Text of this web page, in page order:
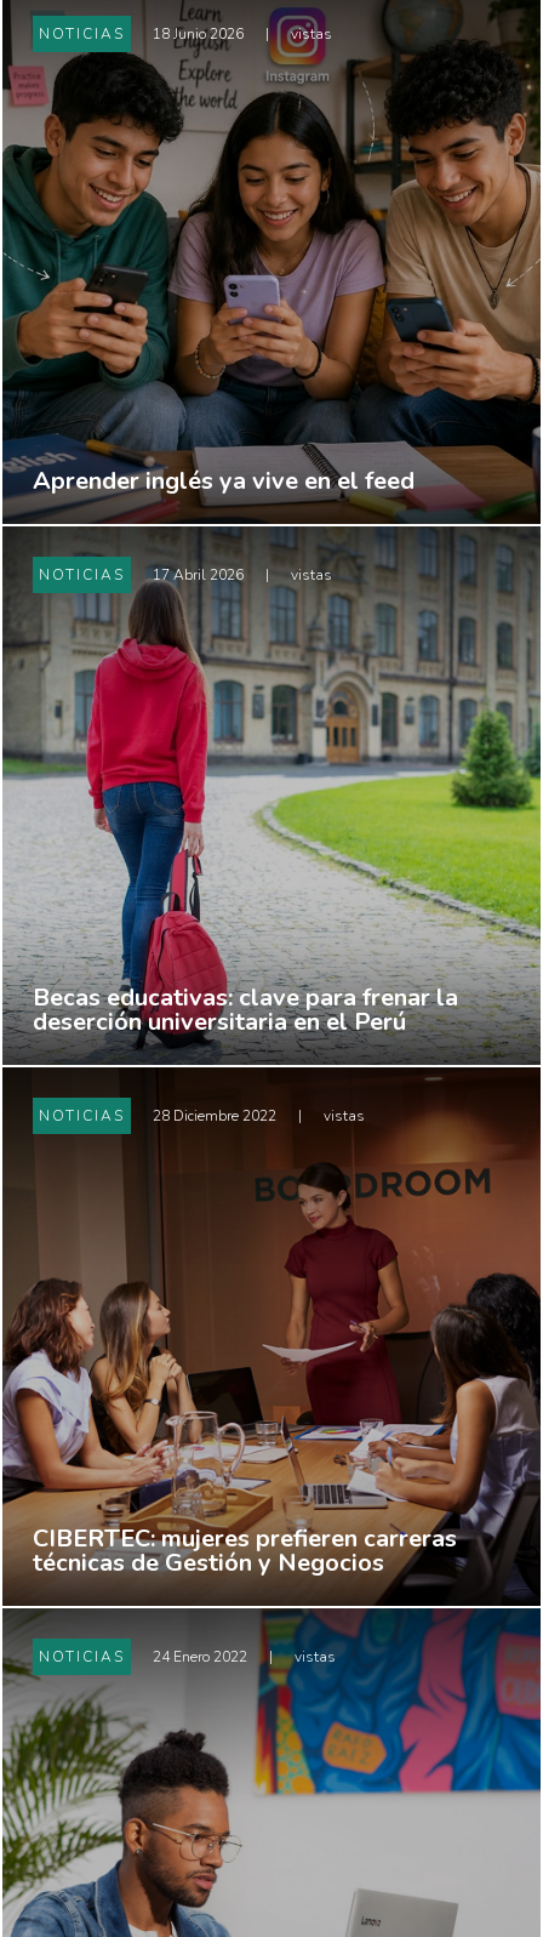
NOTICIAS 18 Junio 2026 | vistas
Aprender inglés ya vive en el feed
NOTICIAS 17 Abril 2026 | vistas
Becas educativas: clave para frenar la
deserción universitaria en el Perú
NOTICIAS 28 Diciembre 2022 | vistas
CIBERTEC: mujeres prefieren carreras
técnicas de Gestión y Negocios
NOTICIAS 24 Enero 2022 | vistas